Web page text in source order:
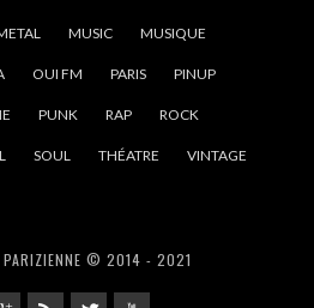
MUSIC MUSIQUE
OUI FM PARIS PINUP
PUNK RAP ROCK
SOUL THÉATRE VINTAGE
PARIZIENNE © 2014 - 2021